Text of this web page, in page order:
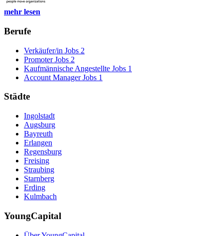
mehr lesen
Berufe
Verkäufer/in Jobs 2
Promoter Jobs 2
Kaufmännische Angestellte Jobs 1
Account Manager Jobs 1
Städte
Ingolstadt
Augsburg
Bayreuth
Erlangen
Regensburg
Freising
Straubing
Starnberg
Erding
Kulmbach
YoungCapital